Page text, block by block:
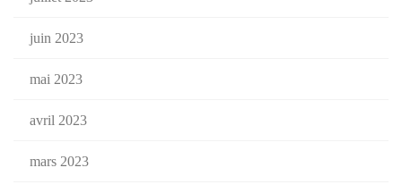
juin 2023
mai 2023
avril 2023
mars 2023